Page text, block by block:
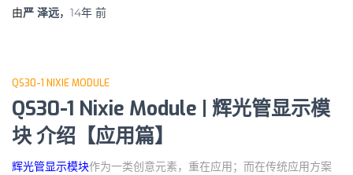
由严 泽远， 14年 前
QS30-1 NIXIE MODULE
QS30-1 Nixie Module | 辉光管显示模
块 介绍【应用篇】
辉光管显示模块作为一类创意元素，重在应用；而在传统应用方案